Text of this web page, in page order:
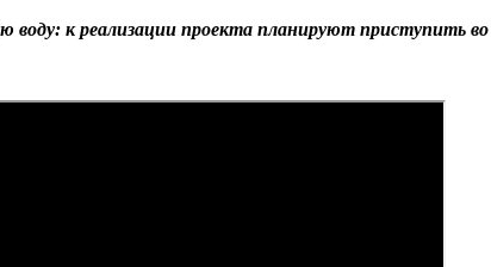
воду: к реализации проекта планируют приступить во